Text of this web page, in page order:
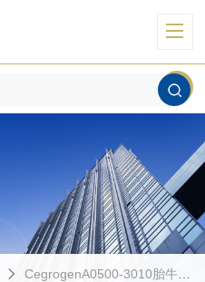
CegrogenA0500-3010胎牛血清